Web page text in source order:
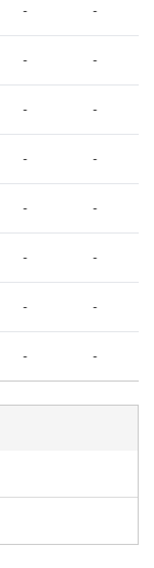
- -
- -
- -
- -
- -
- -
- -
- -